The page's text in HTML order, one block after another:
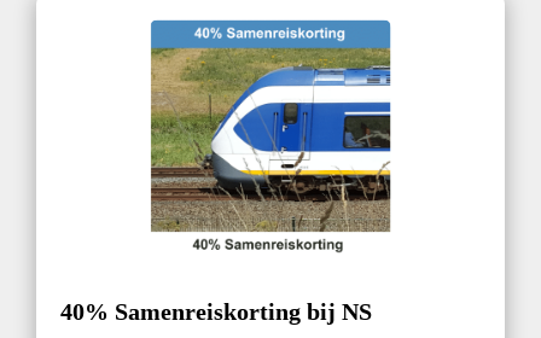
40% Samenreiskorting bij NS